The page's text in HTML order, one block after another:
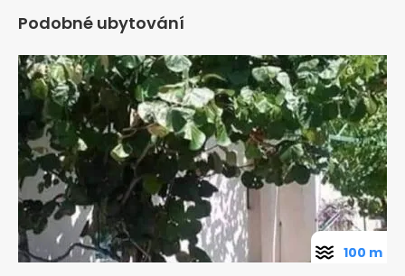
Podobné ubytování
100 m